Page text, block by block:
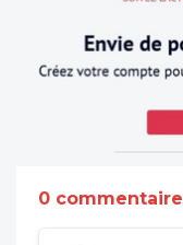
0 commentaire